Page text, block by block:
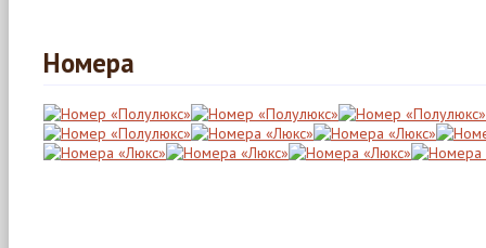
Номера